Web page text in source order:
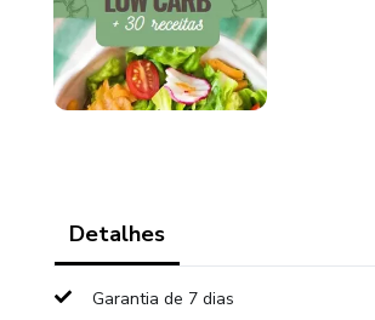
Detalhes
Garantia de 7 dias